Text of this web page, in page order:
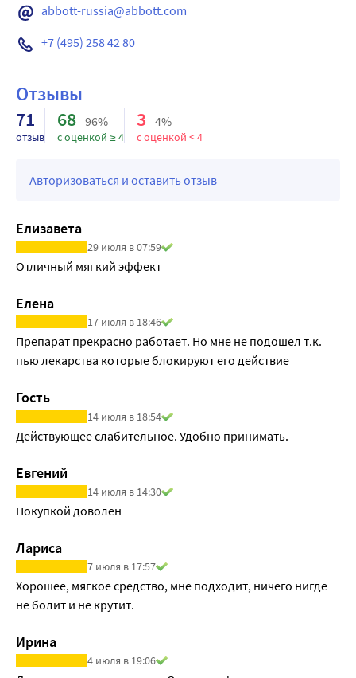
abbott-russia@abbott.com
+7 (495) 258 42 80
Отзывы
71
отзыв
68 96%
с оценкой ≥ 4
3 4%
с оценкой < 4
Авторизоваться и оставить отзыв
Елизавета
29 июля в 07:59
Отличный мягкий эффект
Елена
17 июля в 18:46
Препарат прекрасно работает. Но мне не подошел т.к.
пью лекарства которые блокируют его действие
Гость
14 июля в 18:54
Действующее слабительное. Удобно принимать.
Евгений
14 июля в 14:30
Покупкой доволен
Лариса
7 июля в 17:57
Хорошее, мягкое средство, мне подходит, ничего нигде
не болит и не крутит.
Ирина
4 июля в 19:06